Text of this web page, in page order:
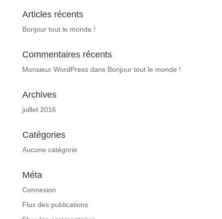
Articles récents
Bonjour tout le monde !
Commentaires récents
Monsieur WordPressdans Bonjour tout le monde !
Archives
juillet 2016
Catégories
Aucune catégorie
Méta
Connexion
Flux des publications